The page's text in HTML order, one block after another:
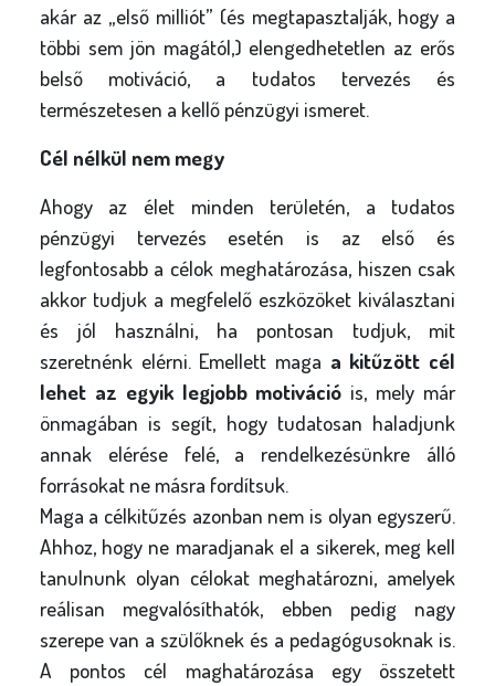
akár az „első milliót” (és megtapasztalják, hogy a
többi sem jön magától,) elengedhetetlen az erős
belső motiváció, a tudatos tervezés és
természetesen a kellő pénzügyi ismeret.
Cél nélkül nem megy
Ahogy az élet minden területén, a tudatos
pénzügyi tervezés esetén is az első és
legfontosabb a célok meghatározása, hiszen csak
akkor tudjuk a megfelelő eszközöket kiválasztani
és jól használni, ha pontosan tudjuk, mit
szeretnénk elérni. Emellett maga a kitűzött cél
lehet az egyik legjobb motiváció is, mely már
önmagában is segít, hogy tudatosan haladjunk
annak elérése felé, a rendelkezésünkre álló
forrásokat ne másra fordítsuk.
Maga a célkitűzés azonban nem is olyan egyszerű.
Ahhoz, hogy ne maradjanak el a sikerek, meg kell
tanulnunk olyan célokat meghatározni, amelyek
reálisan megvalósíthatók, ebben pedig nagy
szerepe van a szülőknek és a pedagógusoknak is.
A pontos cél maghatározása egy összetett